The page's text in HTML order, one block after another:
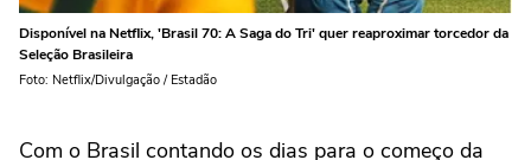
Disponível na Netflix, 'Brasil 70: A Saga do Tri' quer reaproximar torcedor da
Seleção Brasileira
Foto: Netflix/Divulgação / Estadão
Com o Brasil contando os dias para o começo da